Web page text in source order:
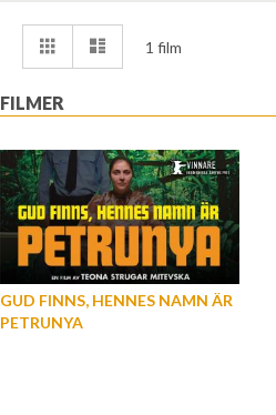
Visa
som
Rutnät 1 film
FILMER
GUD FINNS, HENNES NAMN ÄR
PETRUNYA